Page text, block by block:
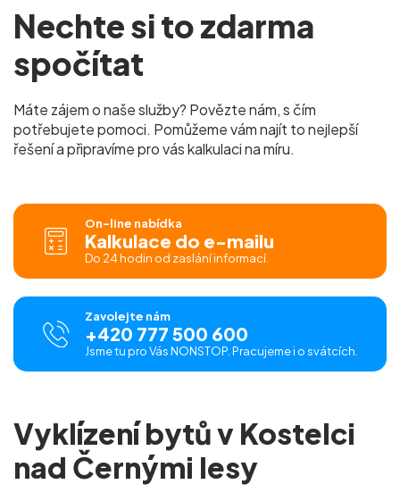
Nechte si to zdarma
spočítat
Máte zájem o naše služby? Povězte nám, s čím
potřebujete pomoci. Pomůžeme vám najít to nejlepší
řešení a připravíme pro vás kalkulaci na míru.
On-line nabídka
Kalkulace do e-mailu
Do 24 hodin od zaslání informací.
Zavolejte nám
+420 777 500 600
Jsme tu pro Vás NONSTOP. Pracujeme i o svátcích.
Vyklízení bytů v Kostelci
nad Černými lesy